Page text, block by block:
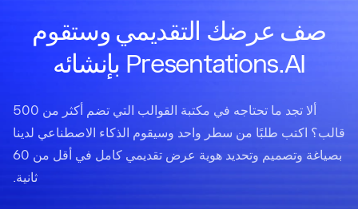
صف عرضك التقديمي وستقوم
Presentations.AI بإنشائه
ألا تجد ما تحتاجه في مكتبة القوالب التي تضم أكثر من 500
قالب؟ اكتب طلبًا من سطر واحد وسيقوم الذكاء الاصطناعي لدينا
بصياغة وتصميم وتحديد هوية عرض تقديمي كامل في أقل من 60
ثانية.